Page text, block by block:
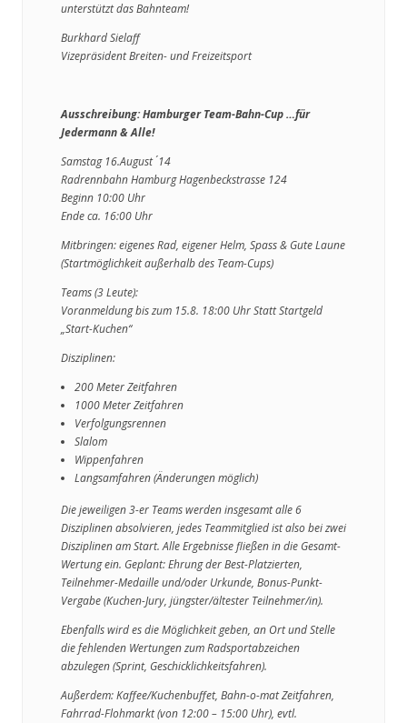
unterstützt das Bahnteam!
Burkhard Sielaff
Vizepräsident Breiten- und Freizeitsport
Ausschreibung: Hamburger Team-Bahn-Cup …für
Jedermann & Alle!
Samstag 16.August ́14
Radrennbahn Hamburg Hagenbeckstrasse 124
Beginn 10:00 Uhr
Ende ca. 16:00 Uhr
Mitbringen: eigenes Rad, eigener Helm, Spass & Gute Laune
(Startmöglichkeit außerhalb des Team-Cups)
Teams (3 Leute):
Voranmeldung bis zum 15.8. 18:00 Uhr Statt Startgeld
„Start-Kuchen“
Disziplinen:
200 Meter Zeitfahren
1000 Meter Zeitfahren
Verfolgungsrennen
Slalom
Wippenfahren
Langsamfahren (Änderungen möglich)
Die jeweiligen 3-er Teams werden insgesamt alle 6
Disziplinen absolvieren, jedes Teammitglied ist also bei zwei
Disziplinen am Start. Alle Ergebnisse fließen in die Gesamt-
Wertung ein. Geplant: Ehrung der Best-Platzierten,
Teilnehmer-Medaille und/oder Urkunde, Bonus-Punkt-
Vergabe (Kuchen-Jury, jüngster/ältester Teilnehmer/in).
Ebenfalls wird es die Möglichkeit geben, an Ort und Stelle
die fehlenden Wertungen zum Radsportabzeichen
abzulegen (Sprint, Geschicklichkeitsfahren).
Außerdem: Kaffee/Kuchenbuffet, Bahn-o-mat Zeitfahren,
Fahrrad-Flohmarkt (von 12:00 – 15:00 Uhr), evtl.